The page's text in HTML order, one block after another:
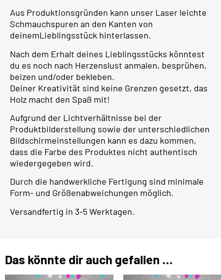
Aus Produktionsgründen kann unser Laser leichte
Schmauchspuren an den Kanten von
deinemLieblingsstück hinterlassen.
Nach dem Erhalt deines Lieblingsstücks könntest
du es noch nach Herzenslust anmalen, besprühen,
beizen und/oder bekleben.
Deiner Kreativität sind keine Grenzen gesetzt, das
Holz macht den Spaß mit!
Aufgrund der Lichtverhältnisse bei der
Produktbilderstellung sowie der unterschiedlichen
Bildschirmeinstellungen kann es dazu kommen,
dass die Farbe des Produktes nicht authentisch
wiedergegeben wird.
Durch die handwerkliche Fertigung sind minimale
Form- und Größenabweichungen möglich.
Versandfertig in 3-5 Werktagen.
Das könnte dir auch gefallen …